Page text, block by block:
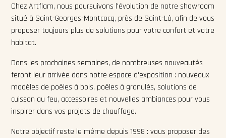
Chez Artflam, nous poursuivons l'évolution de notre showroom
situé à Saint-Georges-Montcocq, près de Saint-Lô, afin de vous
proposer toujours plus de solutions pour votre confort et votre
habitat.
Dans les prochaines semaines, de nombreuses nouveautés
feront leur arrivée dans notre espace d'exposition : nouveaux
modèles de poêles à bois, poêles à granulés, solutions de
cuisson au feu, accessoires et nouvelles ambiances pour vous
inspirer dans vos projets de chauffage.
Notre objectif reste le même depuis 1998 : vous proposer des